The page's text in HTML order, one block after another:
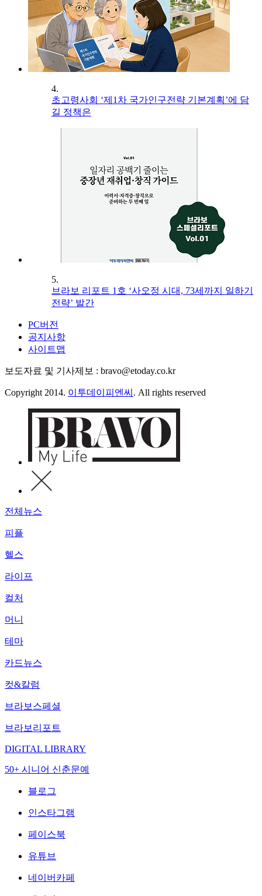
4.
초고령사회 ‘제1차 국가인구전략 기본계획’에 담
길 정책은
5.
브라보 리포트 1호 ‘사오정 시대, 73세까지 일하기
전략’ 발간
PC버전
공지사항
사이트맵
보도자료 및 기사제보 : bravo@etoday.co.kr
Copyright 2014. 이투데이피엔씨 . All rights reserved
전체뉴스
피플
헬스
라이프
컬처
머니
테마
카드뉴스
컷&칼럼
브라보스페셜
브라보리포트
DIGITAL LIBRARY
50+ 시니어 신춘문예
블로그
인스타그램
페이스북
유튜브
네이버카페